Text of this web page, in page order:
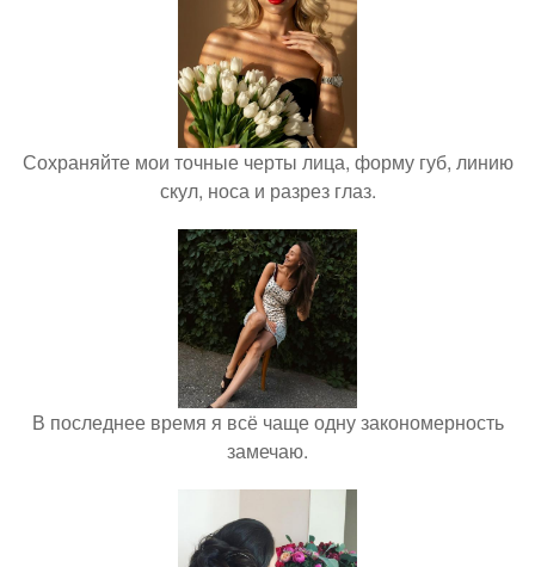
Сохраняйте мои точные черты лица, форму губ, линию
скул, носа и разрез глаз.
В последнее время я всё чаще одну закономерность
замечаю.